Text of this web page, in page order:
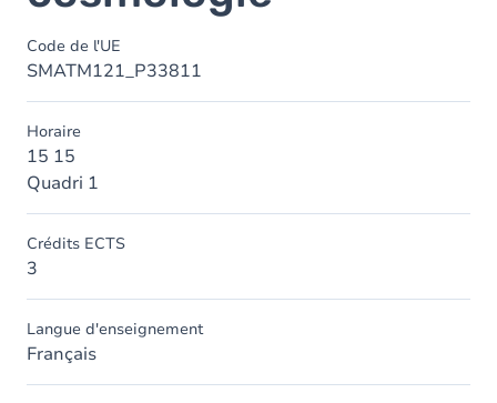
Code de l'UE
SMATM121_P33811
Horaire
15 15
Quadri 1
Crédits ECTS
3
Langue d'enseignement
Français